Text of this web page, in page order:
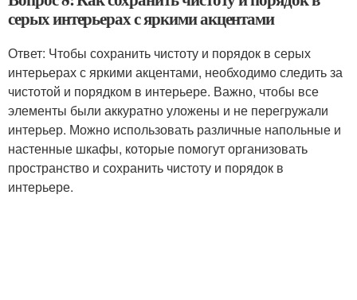
серых интерьерах с яркими акцентами
Ответ: Чтобы сохранить чистоту и порядок в серых
интерьерах с яркими акцентами, необходимо следить за
чистотой и порядком в интерьере. Важно, чтобы все
элементы были аккуратно уложены и не перегружали
интерьер. Можно использовать различные напольные и
настенные шкафы, которые помогут организовать
пространство и сохранить чистоту и порядок в
интерьере.